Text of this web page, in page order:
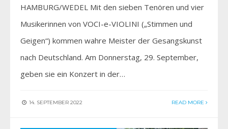
HAMBURG/WEDEL Mit den sieben Tenören und vier
Musikerinnen von VOCI-e-VIOLINI („Stimmen und
Geigen“) kommen wahre Meister der Gesangskunst
nach Deutschland. Am Donnerstag, 29. September,
geben sie ein Konzert in der…
14. SEPTEMBER 2022 READ MORE